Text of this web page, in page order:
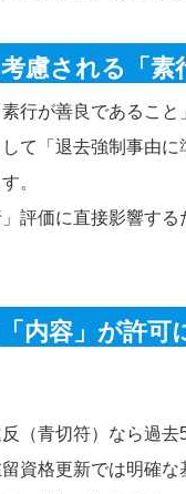
慮される「素
行が善良であるこ
て「退去強制事由
。
評価に直接影響す
内容」が許可
（青切符）なら過
資格更新では明確